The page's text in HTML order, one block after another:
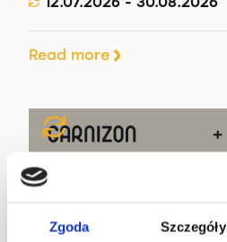
Zgoda Szczegóły
Read more